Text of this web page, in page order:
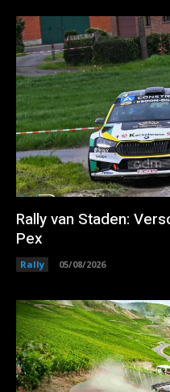
Rally van Staden:
Pex
Rally 05/08/2026